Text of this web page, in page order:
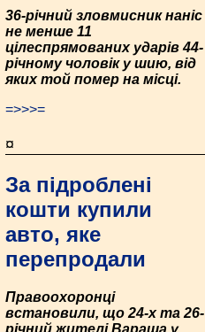
36-річний зловмисник наніс
не менше 11
цілеспрямованих ударів 44-
річному чоловік у шию, від
яких той помер на місці.
=>>>=
¤
За підроблені
кошти купили
авто, яке
перепродали
Правоохоронці
встановили, що 24-х та 26-